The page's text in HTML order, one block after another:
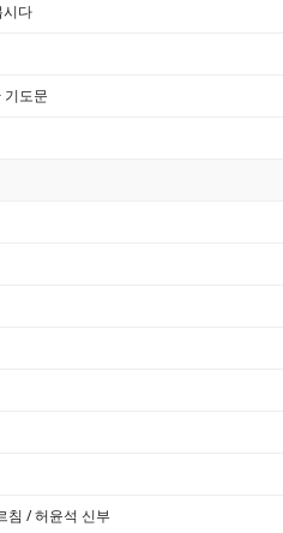
시다
도문
침 / 허윤석 신부